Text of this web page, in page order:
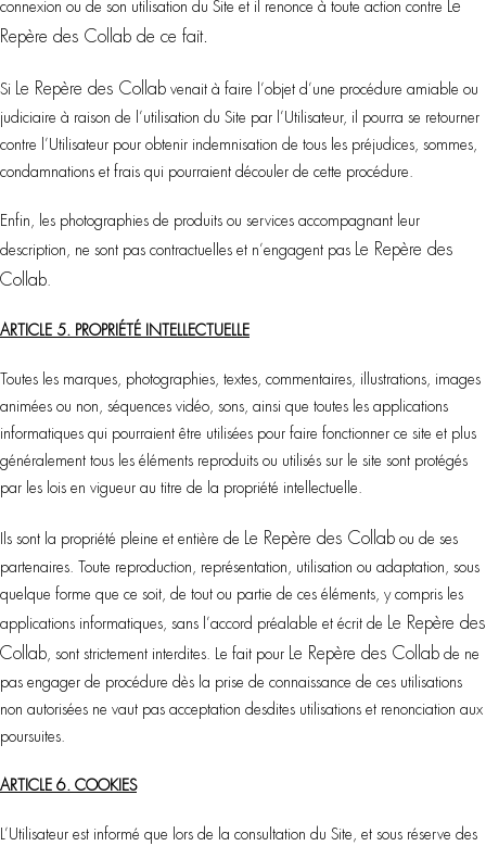
connexion ou de son utilisation du Site et il renonce à toute action contre Le
Repère des Collab de ce fait.
Si Le Repère des Collab venait à faire l’objet d’une procédure amiable ou
judiciaire à raison de l’utilisation du Site par l’Utilisateur, il pourra se retourner
contre l’Utilisateur pour obtenir indemnisation de tous les préjudices, sommes,
condamnations et frais qui pourraient découler de cette procédure.
Enfin, les photographies de produits ou services accompagnant leur
description, ne sont pas contractuelles et n’engagent pas Le Repère des
Collab.
ARTICLE 5. PROPRIÉTÉ INTELLECTUELLE
Toutes les marques, photographies, textes, commentaires, illustrations, images
animées ou non, séquences vidéo, sons, ainsi que toutes les applications
informatiques qui pourraient être utilisées pour faire fonctionner ce site et plus
généralement tous les éléments reproduits ou utilisés sur le site sont protégés
par les lois en vigueur au titre de la propriété intellectuelle.
Ils sont la propriété pleine et entière de Le Repère des Collab ou de ses
partenaires. Toute reproduction, représentation, utilisation ou adaptation, sous
quelque forme que ce soit, de tout ou partie de ces éléments, y compris les
applications informatiques, sans l’accord préalable et écrit de Le Repère des
Collab, sont strictement interdites. Le fait pour Le Repère des Collab de ne
pas engager de procédure dès la prise de connaissance de ces utilisations
non autorisées ne vaut pas acceptation desdites utilisations et renonciation aux
poursuites.
ARTICLE 6. COOKIES
L’Utilisateur est informé que lors de la consultation du Site, et sous réserve des